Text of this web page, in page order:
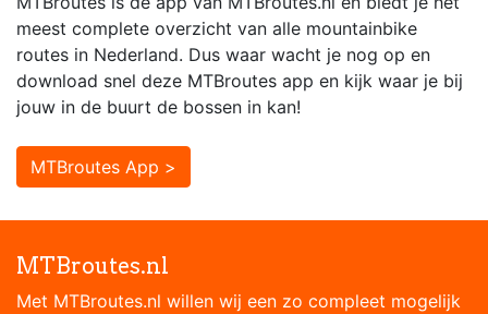
meest complete overzicht van alle mountainbike
routes in Nederland. Dus waar wacht je nog op en
download snel deze MTBroutes app en kijk waar je bij
jouw in de buurt de bossen in kan!
MTBroutes App >
MTBroutes.nl
Met MTBroutes.nl willen wij een zo compleet mogelijk